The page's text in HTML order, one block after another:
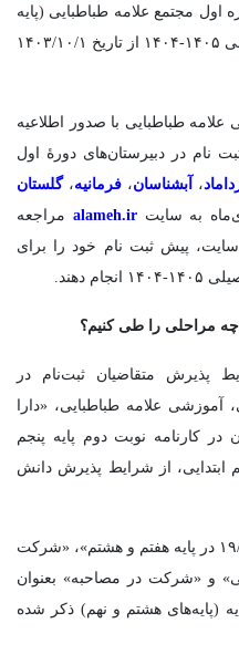
اول مجتمع علامه طباطبایی (پایه
های هفتم، هشتم و نهم) در سال تحصیلی ۱۴۰۵-۱۴۰۴ از تاریخ ۱۴۰۳/۱۰/۱
طباطبایی با صدور اطلاعیه
نام در دبیرستان‌های دورۀ اول
، آبشناسان، فرمانیه،گلستان
به سایتalameh.ir مراجعه
سایت، پیش ثبت نام خود را برای
دهند.
مراحلی را طی کنیم؟
شماره ۲، شرایط پذیرش متقاضیان ثبت‌نام در
آموزشی علامه طباطبایی، «دارا
کارنامه نوبت دوم پایه پنجم
ابتدایی، از شرایط پذیرش دانش
در این اطلاعیه، «داشتن معدل بالای ۱۹/۵ در پایه هفتم و هشتم»، «شرکت
و «شرکت در مصاحبه» بعنوان
(پایه‌های هشتم و نهم) ذکر شده